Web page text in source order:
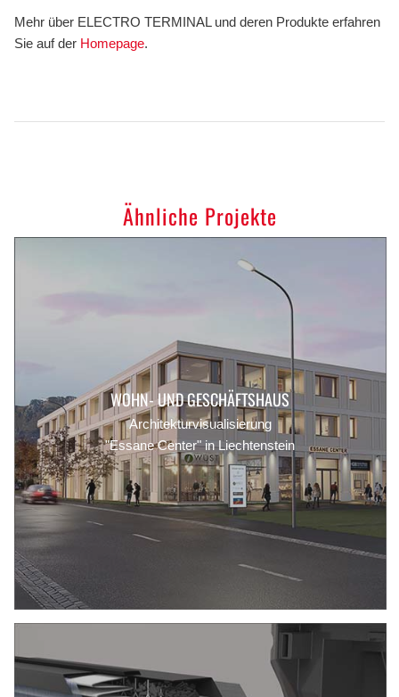
Mehr über ELECTRO TERMINAL und deren Produkte erfahren
Sie auf der Homepage.
Ähnliche Projekte
WOHN- UND GESCHÄFTSHAUS
Architekturvisualisierung
"Essane Center" in Liechtenstein